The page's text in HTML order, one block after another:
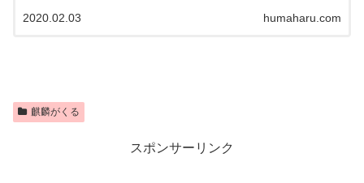
humaharu.com
2020.02.03
麒麟がくる
スポンサーリンク